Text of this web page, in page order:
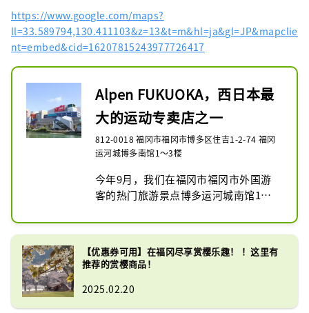
https://www.google.com/maps?
ll=33.589794,130.411103&z=13&t=m&hl=ja&gl=JP&mapclie
nt=embed&cid=16207815243977726417
Alpen FUKUOKA，西日本最
大的运动专卖店之一
812-0018 福冈市福冈市博多区住吉1-2-74 福冈
运河城博多南馆1～3楼
今年9月，我们在福冈市福冈市外国游
客的热门旅游景点博多运河城南馆1至3
FUKUOKA。
楼和三楼部分是Sports Depot旗舰店，
卖店， Alpen Outdoors旗舰店。我们
【优惠券可用】在福冈尽享赏樱乐趣！ ！这里有
推荐的赏樱商品！
2025.02.20